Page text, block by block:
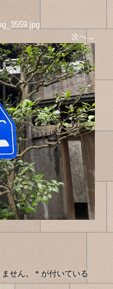
次へ→
せん。 *が付いている